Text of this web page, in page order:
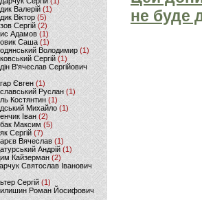
Валерій (1)
Віктор(5)
Сергiй (2)
Адамов(1)
Саша (1)
Володимир (1)
Сергій (1)
В'ячеслав Сергійович
Євген (1)
Руслан (1)
Костянтин (1)
Михайло (1)
Іван(2)
Максим (5)
Сергій (7)
Вячеслав (1)
Андрій (1)
Кайзерман (2)
Святослав Іванович
Сергій (1)
Роман Йосифович
не буде